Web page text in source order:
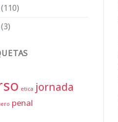
(110)
(3)
etica jornada
penal